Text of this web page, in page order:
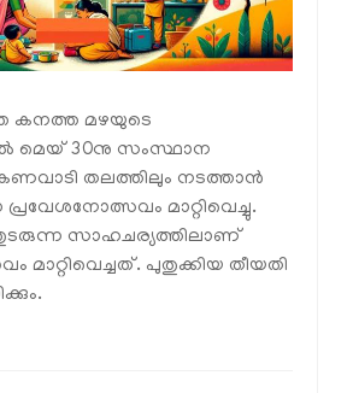
കനത്ത മഴയുടെ
മെയ് 30നു സംസ്ഥാന
തലത്തിലും നടത്താൻ
പ്രവേശനോത്സവം മാറ്റിവെച്ചു.
സാഹചര്യത്തിലാണ്
മാറ്റിവെച്ചത്. പുതുക്കിയ തീയതി